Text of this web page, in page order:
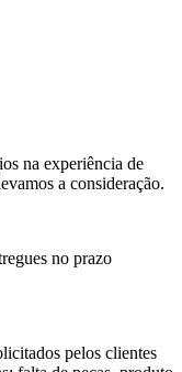
na experiência de
a consideração.
no prazo
pelos clientes